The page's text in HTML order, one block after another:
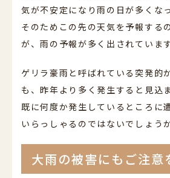
気が不安定になり雨の日が多くな
そのためこの先の天気を予報する
が、雨の予報が多く出されています
ゲリラ豪雨と呼ばれている突発的
も、昨年より多く発生すると見込
既に何度か発生しているところに
いらっしゃるのではないでしょうか
大雨の被害にもご注意